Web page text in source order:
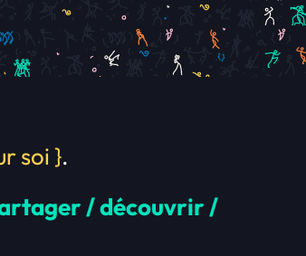
soi }.
/ découvrir /